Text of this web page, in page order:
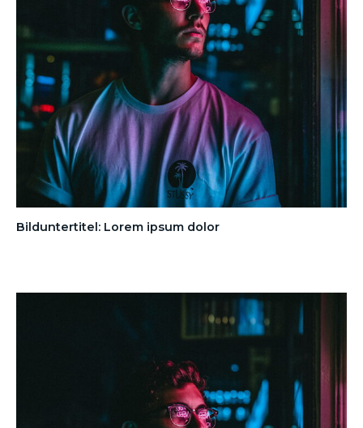
Bilduntertitel: Lorem ipsum dolor